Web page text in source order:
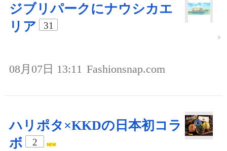
ジブリパークにナウシカエ
リア
31
08月07日 13:11 Fashionsnap.com
ハリポタ×KKDの日本初コラ
ボ
2